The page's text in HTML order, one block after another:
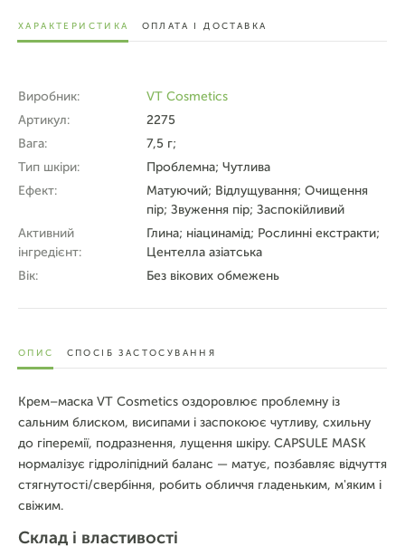
ХАРАКТЕРИСТИКА ОПЛАТА І ДОСТАВКА
Виробник:
VT Cosmetics
Артикул:
2275
Вага:
7,5 г;
Тип шкіри:
Проблемна; Чутлива
Ефект:
Матуючий; Відлущування; Очищення
пір; Звуження пір; Заспокійливий
Активний
інгредієнт:
Глина; ніацинамід; Рослинні екстракти;
Центелла азіатська
Вік:
Без вікових обмежень
ОПИС СПОСІБ ЗАСТОСУВАННЯ
Крем–маска VT Cosmetics оздоровлює проблемну із
сальним блиском, висипами і заспокоює чутливу, схильну
до гіперемії, подразнення, лущення шкіру. CAPSULE MASK
нормалізує гідроліпідний баланс — матує, позбавляє відчуття
стягнутості/свербіння, робить обличчя гладеньким, м'яким і
свіжим.
Склад і властивості